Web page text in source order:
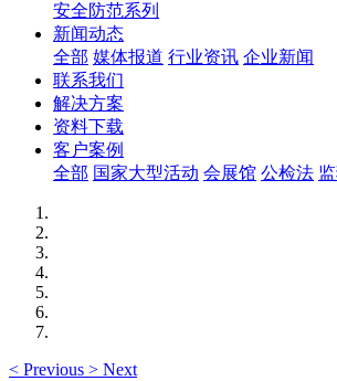
安全防范系列
新闻动态
全部 媒体报道 行业资讯 企业新闻
联系我们
解决方案
资料下载
客户案例
全部 国家大型活动 会展馆 公检法
< Previous > Next